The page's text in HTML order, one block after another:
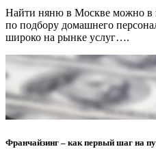
Найти няню в Москве можно в
по подбору домашнего
широко на рынке услуг….
Франчайзинг – как первый шаг на